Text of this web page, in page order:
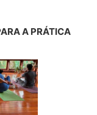
A PRÁTICA